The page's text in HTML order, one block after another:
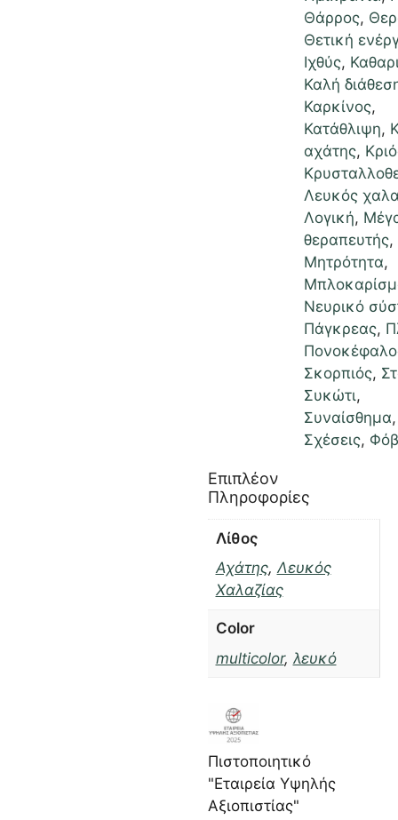
Θάρρος,
Θετική
Ιχθύς,
Καλή
Καρκίνος,
Κατάθλιψη,
αχάτης,
Λευκός
Λογική,
θεραπευτής,
Μητρότητα,
Νευρικό
Πάγκρεας,
Σκορπιός,
Συκώτι,
Συναίσθημα,
Σχέσεις,
Επιπλέον
Πληροφορίες
Λίθος
Αχάτης,Λευκός
Χαλαζίας
Color
multicolor, λευκό
Πιστοποιητικό
"Εταιρεία Υψηλής
Αξιοπιστίας"